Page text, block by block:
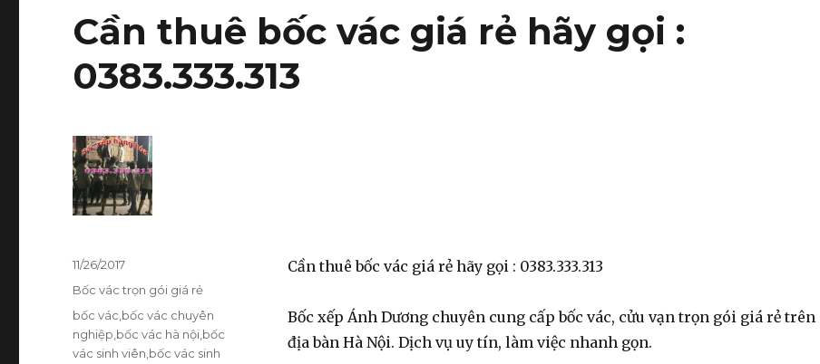
Cần thuê bốc vác giá rẻ hãy gọi :
0383.333.313
Cần thuê bốc vác giá rẻ hãy gọi : 0383.333.313
Bốc xếp Ánh Dương chuyên cung cấp bốc vác, cửu vạn trọn gói giá rẻ trên
địa bàn Hà Nội. Dịch vụ uy tín, làm việc nhanh gọn.
Đăng
vào
11/26/2017
Danh
mục
Bốc vác trọn gói giá rẻ
Thẻ
bốc vác bốc vác chuyên
nghiệp bốc vác hà nội bốc
vác sinh viên bốc vác sinh